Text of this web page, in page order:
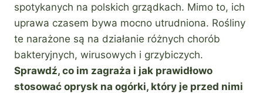
spotykanych na polskich grządkach. Mimo to, ich
uprawa czasem bywa mocno utrudniona. Rośliny
te narażone są na działanie różnych chorób
bakteryjnych, wirusowych i grzybiczych.
Sprawdź, co im zagraża i jak prawidłowo
stosować oprysk na ogórki, który je przed nimi